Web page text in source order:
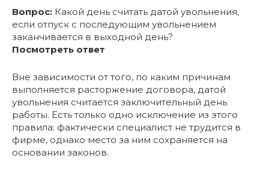
Вопрос: Какой день считать датой увольнения,
если отпуск с последующим увольнением
заканчивается в выходной день?
Посмотреть ответ
Вне зависимости от того, по каким причинам
выполняется расторжение договора, датой
увольнения считается заключительный день
работы. Есть только одно исключение из этого
правила: фактически специалист не трудится в
фирме, однако место за ним сохраняется на
основании законов.